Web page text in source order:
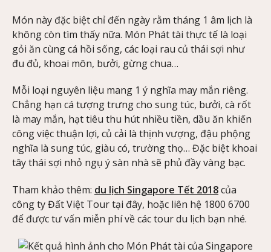
Món này đặc biệt chỉ đến ngày rằm tháng 1 âm lịch là
không còn tìm thấy nữa. Món Phát tài thực tế là loại
gỏi ăn cùng cá hồi sống, các loại rau củ thái sợi như
đu đủ, khoai môn, bưởi, gừng chua…
Mỗi loại nguyên liệu mang 1 ý nghĩa may mắn riêng.
Chẳng hạn cá tượng trưng cho sung túc, bưởi, cà rốt
là may mắn, hạt tiêu thu hút nhiều tiền, dầu ăn khiến
công việc thuận lợi, củ cải là thịnh vượng, đậu phộng
nghĩa là sung túc, giàu có, trường thọ… Đặc biệt khoai
tây thái sợi nhỏ ngụ ý sàn nhà sẽ phủ đầy vàng bạc.
Tham khảo thêm: du lịch Singapore Tết 2018của
công ty Đất Việt Tour tại đây, hoặc liên hệ 1800 6700
để được tư vấn miễn phí về các tour du lịch bạn nhé.